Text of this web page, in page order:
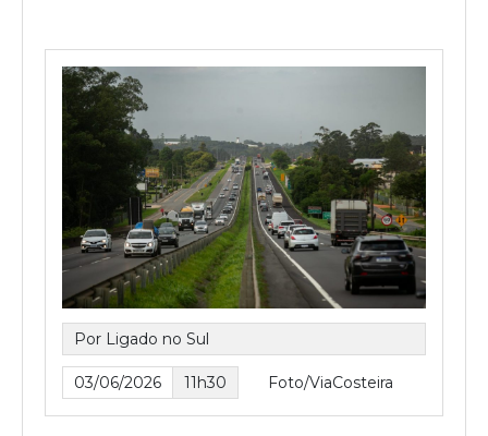
Por Ligado no Sul
03/06/2026 11h30 Foto/ViaCosteira